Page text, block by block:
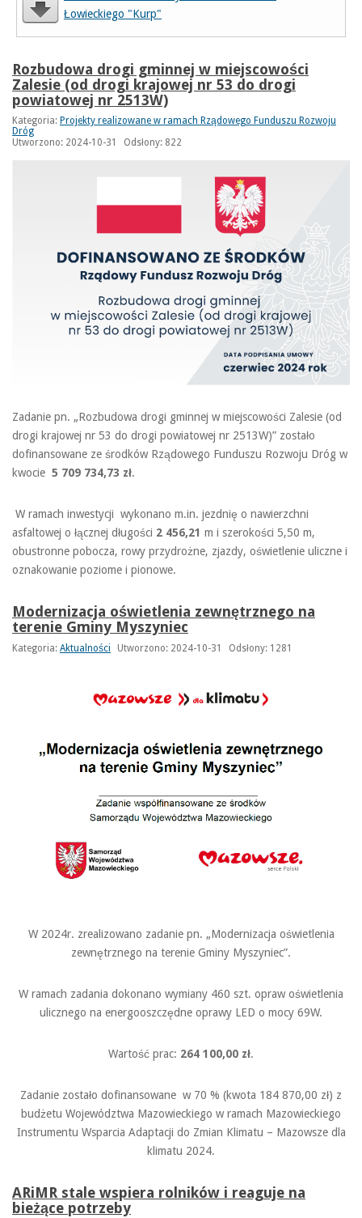
Łowieckiego "Kurp"
Rozbudowa drogi gminnej w miejscowości
Zalesie (od drogi krajowej nr 53 do drogi
powiatowej nr 2513W)
Kategoria: Projekty realizowane w ramach Rządowego Funduszu Rozwoju
Dróg
Utworzono: 2024-10-31
Odsłony: 822
Zadanie pn. „Rozbudowa drogi gminnej w miejscowości Zalesie (od
drogi krajowej nr 53 do drogi powiatowej nr 2513W)” zostało
dofinansowane ze środków Rządowego Funduszu Rozwoju Dróg w
kwocie 5 709 734,73 zł.
W ramach inwestycji wykonano m.in. jezdnię o nawierzchni
asfaltowej o łącznej długości 2 456,21 m i szerokości 5,50 m,
obustronne pobocza, rowy przydrożne, zjazdy, oświetlenie uliczne i
oznakowanie poziome i pionowe.
Modernizacja oświetlenia zewnętrznego na
terenie Gminy Myszyniec
Kategoria: Aktualności Utworzono: 2024-10-31 Odsłony: 1281
W 2024r. zrealizowano zadanie pn. „Modernizacja oświetlenia
zewnętrznego na terenie Gminy Myszyniec”.
W ramach zadania dokonano wymiany 460 szt. opraw oświetlenia
ulicznego na energooszczędne oprawy LED o mocy 69W.
Wartość prac: 264 100,00 zł.
Zadanie zostało dofinansowane w 70 % (kwota 184 870,00 zł) z
budżetu Województwa Mazowieckiego w ramach Mazowieckiego
Instrumentu Wsparcia Adaptacji do Zmian Klimatu – Mazowsze dla
klimatu 2024.
ARiMR stale wspiera rolników i reaguje na
bieżące potrzeby